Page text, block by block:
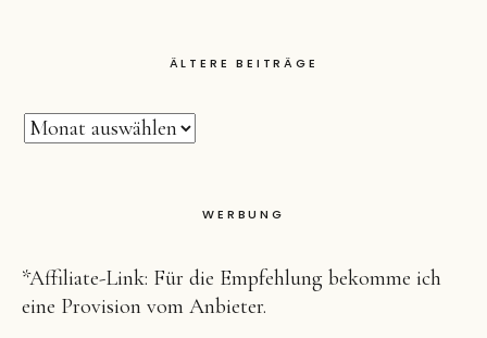
ÄLTERE BEITRÄGE
WERBUNG
*Affiliate-Link: Für die Empfehlung bekomme ich
eine Provision vom Anbieter.